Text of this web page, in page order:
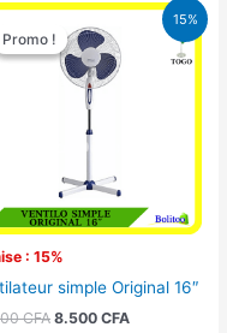
15%
Promo !
: 15%
Promo !
simple Original 16″
CFA
Le
prix
initial
était :
10.000 CFA.
8.500 CFA
Le